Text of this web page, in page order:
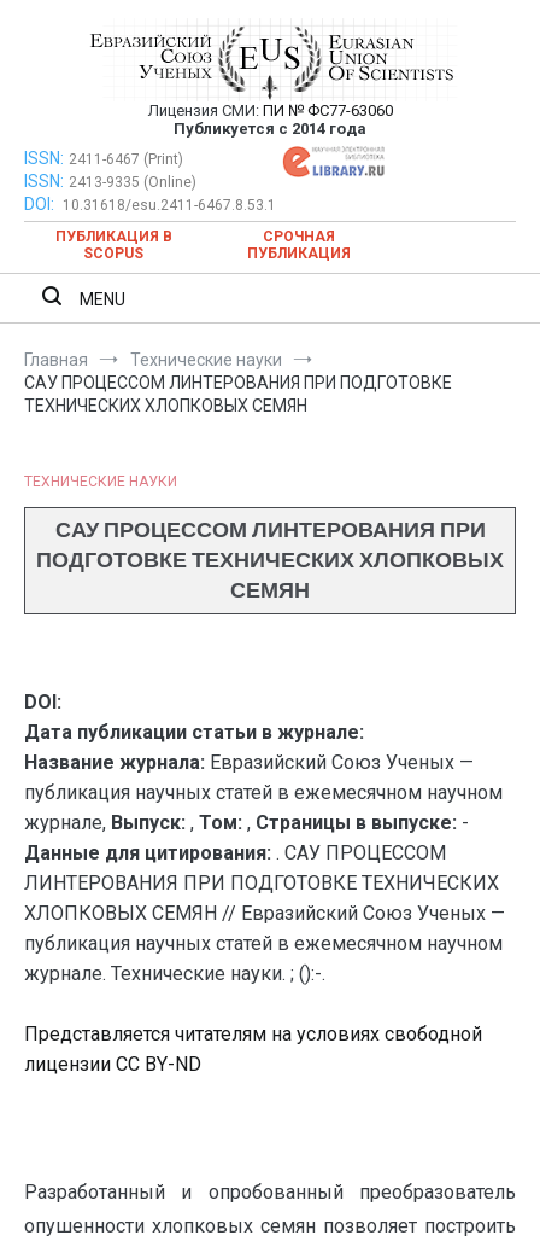
Евразийский Союз Ученых —
публикация научных статей в
ежемесячном научном журнале
Лицензия СМИ: ПИ № ФС77-63060
Публикуется с 2014 года
Евразийский Союз Ученых — публикация научных статей в
ежемесячном научном журнале
ISSN: 2411-6467 (Print)
ISSN: 2413-9335 (Online)
DOI:
10.31618/esu.2411-6467.8.53.1
ПУБЛИКАЦИЯ В
SCOPUS
СРОЧНАЯ
ПУБЛИКАЦИЯ
MENU
Главная
Технические науки
САУ ПРОЦЕССОМ ЛИНТЕРОВАНИЯ ПРИ ПОДГОТОВКЕ
ТЕХНИЧЕСКИХ ХЛОПКОВЫХ СЕМЯН
ТЕХНИЧЕСКИЕ НАУКИ
САУ ПРОЦЕССОМ ЛИНТЕРОВАНИЯ ПРИ
ПОДГОТОВКЕ ТЕХНИЧЕСКИХ ХЛОПКОВЫХ
СЕМЯН
DOI:
Дата публикации статьи в журнале:
Название журнала: Евразийский Союз Ученых —
публикация научных статей в ежемесячном научном
журнале, Выпуск: , Том: , Страницы в выпуске: -
Данные для цитирования: . САУ ПРОЦЕССОМ
ЛИНТЕРОВАНИЯ ПРИ ПОДГОТОВКЕ ТЕХНИЧЕСКИХ
ХЛОПКОВЫХ СЕМЯН // Евразийский Союз Ученых —
публикация научных статей в ежемесячном научном
журнале. Технические науки. ; ():-.
Представляется читателям на условиях свободной
лицензии CC BY-ND
Разработанный и опробованный преобразователь
опушенности хлопковых семян позволяет построить